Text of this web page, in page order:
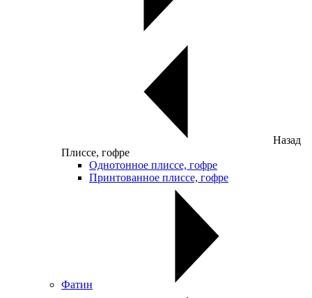
Назад
Плиссе, гофре
Однотонное плиссе, гофре
Принтованное плиссе, гофре
Фатин